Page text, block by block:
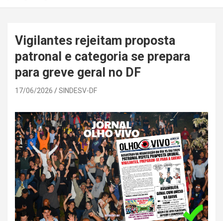
Vigilantes rejeitam proposta
patronal e categoria se prepara
para greve geral no DF
17/06/2026 SINDESV-DF